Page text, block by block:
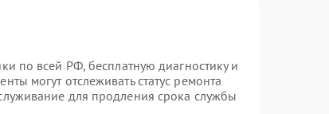
по всей РФ, бесплатную диагностику и
могут отслеживать статус ремонта
для продления срока службы